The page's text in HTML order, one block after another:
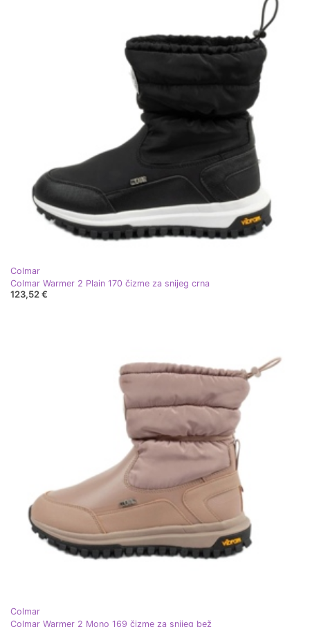
Colmar
Colmar Warmer 2 Plain 170 čizme za snijeg crna
123,52 €
Colmar
Colmar Warmer 2 Mono 169 čizme za snijeg bež